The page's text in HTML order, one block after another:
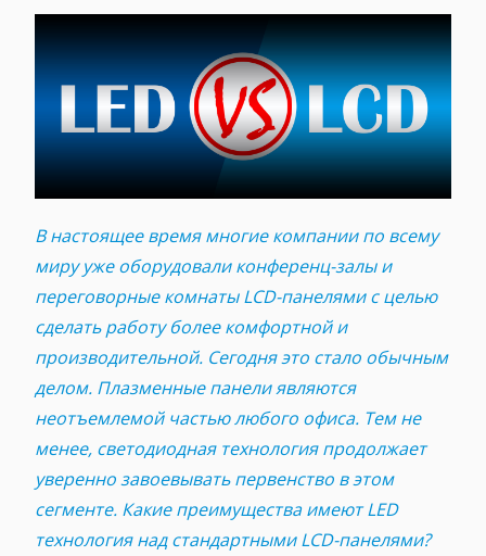
В настоящее время многие компании по всему
миру уже оборудовали конференц-залы и
переговорные комнаты LCD-панелями c целью
сделать работу более комфортной и
производительной. Сегодня это стало обычным
делом. Плазменные панели являются
неотъемлемой частью любого офиса. Тем не
менее, светодиодная технология продолжает
уверенно завоевывать первенство в этом
сегменте. Какие преимущества имеют LED
технология над стандартными LCD-панелями?